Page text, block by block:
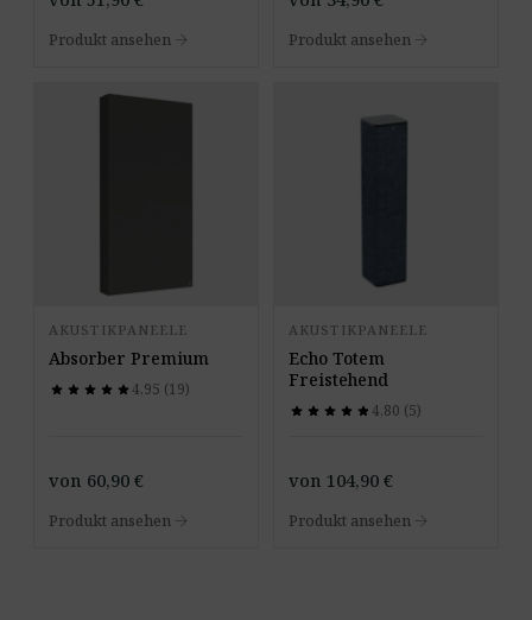
Produkt ansehen arrow_forward Produkt ansehen arrow_forward
AKUSTIKPANEELE
Absorber Premium
star star star star star
star star star star star4,95 (19)
von 60,90 €
Produkt ansehen arrow_forward
AKUSTIKPANEELE
Echo Totem
Freistehend
star star star star star
star star star star star4,80 (5)
von 104,90 €
Produkt ansehen arrow_forward